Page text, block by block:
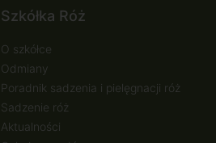
Szkółka Róż
O szkółce
Odmiany
Poradnik sadzenia i pielęgnacji róż
Sadzenie róż
Aktualności